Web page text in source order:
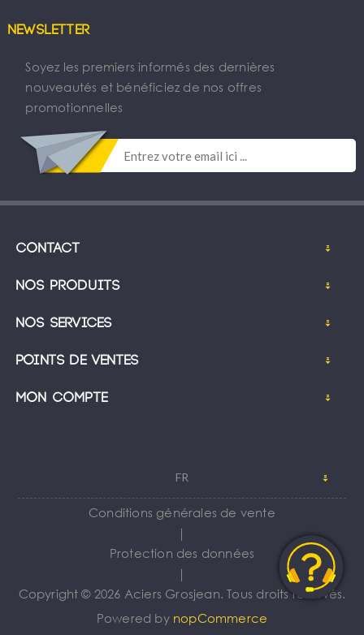
Newsletter
Soyez les premiers informés des dernières
nouveautés et bénéficiez de nos offres
promotionnelles
Contact
Nos produits
Nos services
Points de ventes
Mon compte
FR
Conditions générales de vente
｜
Protection des données
｜
Copyright © 2026 Aciers Grosjean. Tous droits réservés.
Powered by nopCommerce